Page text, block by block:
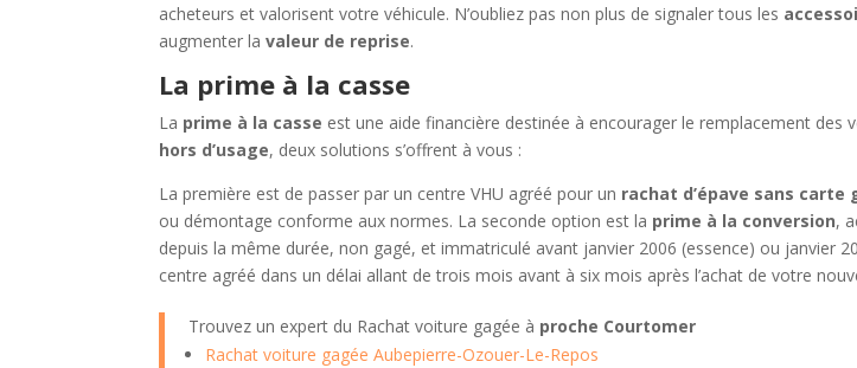
acheteurs et valorisent votre véhicule. N’oubliez pas non plus de signaler tous les
augmenter lavaleur de reprise.
La prime à la casse
La prime à la casse est une aide financière destinée à encourager le remplacement
hors d’usage, deux solutions s’offrent à vous :
La première est de passer par un centre VHU agréé pour un rachat d’épave sans carte
ou démontage conforme aux normes. La seconde option est la prime à la conversion,
depuis la même durée, non gagé, et immatriculé avant janvier 2006 (essence) ou janvier
centre agréé dans un délai allant de trois mois avant à six mois après l’achat de votre
Trouvez un expert du Rachat voiture gagée à proche Courtomer
Rachat voiture gagée Aubepierre-Ozouer-Le-Repos